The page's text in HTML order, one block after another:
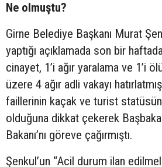
Ne olmuştu?
Girne Belediye Başkanı Murat
yaptığı açıklamada son bir
cinayet, 1’i ağır yaralama ve 1’i
üzere 4 ağır adli vakayı
faillerinin kaçak ve turist
olduğuna dikkat çekerek
Bakanı’nı göreve çağırmıştı.
Şenkul’un “Acil durum ilan